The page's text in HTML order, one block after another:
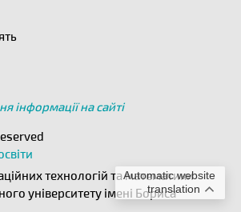
Automatic website
translation
інформації на сайті
технологій та математики
університету імені Бориса